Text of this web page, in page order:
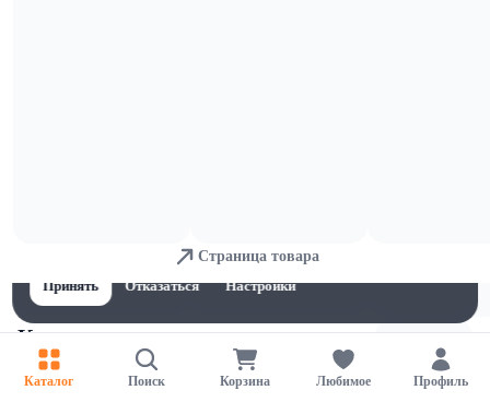
Капуста
Каталог Поиск Корзина Любимое Профиль
Принять
Отказаться Настройки
Страница товара